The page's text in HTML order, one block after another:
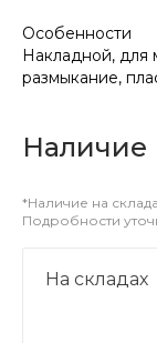
Особенности
Накладной, для
размыкание,
Наличие
*Наличие на
Подробности
На складах